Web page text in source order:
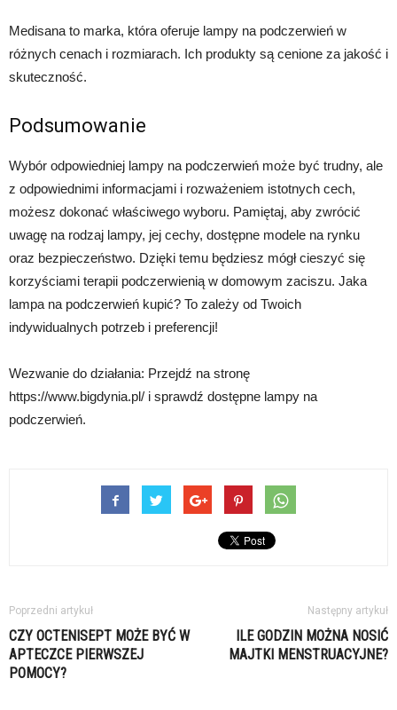
Medisana to marka, która oferuje lampy na podczerwień w
różnych cenach i rozmiarach. Ich produkty są cenione za jakość i
skuteczność.
Podsumowanie
Wybór odpowiedniej lampy na podczerwień może być trudny, ale
z odpowiednimi informacjami i rozważeniem istotnych cech,
możesz dokonać właściwego wyboru. Pamiętaj, aby zwrócić
uwagę na rodzaj lampy, jej cechy, dostępne modele na rynku
oraz bezpieczeństwo. Dzięki temu będziesz mógł cieszyć się
korzyściami terapii podczerwienią w domowym zaciszu. Jaka
lampa na podczerwień kupić? To zależy od Twoich
indywidualnych potrzeb i preferencji!
Wezwanie do działania: Przejdź na stronę
https://www.bigdynia.pl/ i sprawdź dostępne lampy na
podczerwień.
Poprzedni artykuł
CZY OCTENISEPT MOŻE BYĆ W
APTECZCE PIERWSZEJ
POMOCY?
Następny artykuł
ILE GODZIN MOŻNA NOSIĆ
MAJTKI MENSTRUACYJNE?